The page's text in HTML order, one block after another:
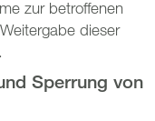
zur betroffenen
dieser
Sperrung von